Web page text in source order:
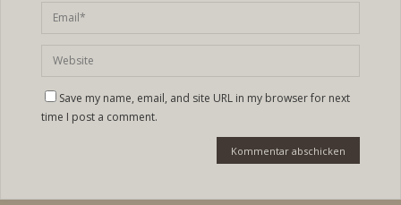
Save my name, email, and site URL in my browser for next
time I post a comment.